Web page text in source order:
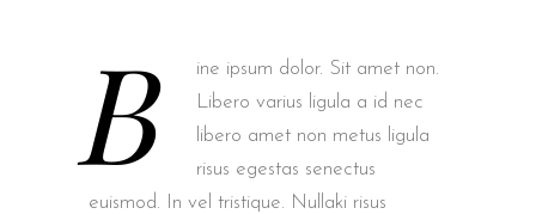
B
ine ipsum dolor. Sit amet non.
Libero varius ligula a id nec
libero amet non metus ligula
risus egestas senectus
euismod. In vel tristique. Nullaki risus